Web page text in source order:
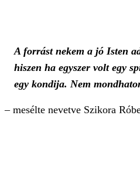
A forrást nekem a jó Isten
hiszen ha egyszer volt egy
egy kondija. Nem
– mesélte nevetve Szikora